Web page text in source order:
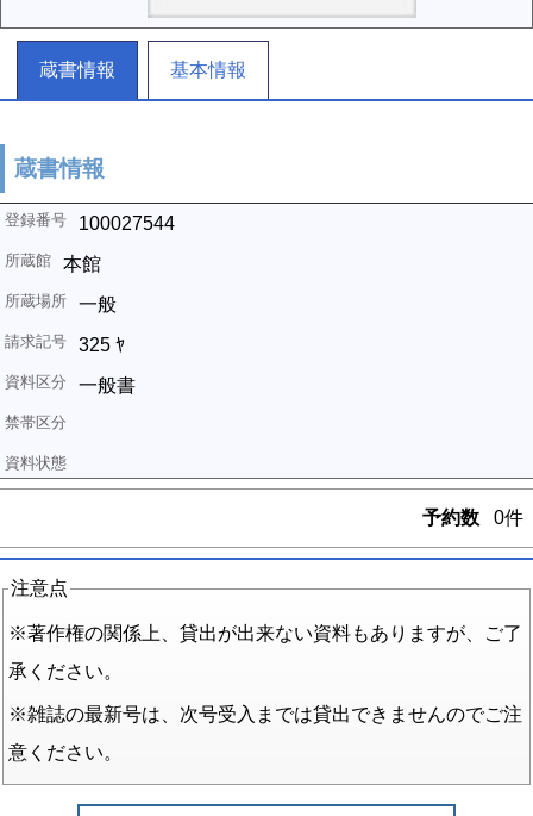
蔵書情報 基本情報
蔵書情報
100027544
本館
一般
325 ﾔ
一般書
予約数 0件
注意点
※著作権の関係上、貸出が出来ない資料もありますが、ご了
承ください。
※雑誌の最新号は、次号受入までは貸出できませんのでご注
意ください。